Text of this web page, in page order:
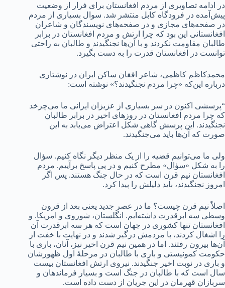
در ادامه تصاویری از مردم افغانستان برای فرار از وضعیت
پیش‌آمده در فرودگاه کابل منتشر شد. سوال بسیاری از مردم
در صفحه‌های مجازی و در صفحه‌های نویسندگان و شاعران
افغانستانی این بود که چرا ارتش و مردم افغانستان در برابر
طالبان مقاومت نکردند و با آن‌ها نجنگیدند و طالبان به راحتی
توانست در افغانستان قدرت را به دست بگیرد.
محمدکاظم کاظمی، شاعر افغان ساکن ایران در نوشتاری
درباره این‌که «چرا مردم نجنگیدند؟» نوشته است:
“پرسشی اکنون در سر بسیاری از عزیزان ایرانی ما می‌چرخد
که چرا مردم افغانستان در روزهای اخیر در برابر طالبان
نجنگیدند. این پرسش گاهی شکل اعتراض می‌یابد به این
صورت که آن‌ها باید می‌جنگیدند.
ولی ما می‌توانیم قضیه را از یک منظر دیگر نگاه کنیم. سؤال
را به شکل «سؤال» مطرح کنیم و در پی پاسخ برآییم. مردم
افغانستان نیم قرن است که در حال جنگ هستند. پس اگر
امروز نجنگیدند، باید دلیلش را پیدا کرد.
اصلاً نیم قرن چیست؟ ما در عصر جدید یعنی بعد از قرون
وسطی سه ابرقدرت داشته‌ایم. انگلستان، شوروی و امریکا. و
افغانستان تنها کشوری در جهان است که هر سه ابرقدرت آن
را اشغال کردند، با مردمش درگیر شدند و در نهایت با خفت از
آن‌ها بیرون رفتند. اما در همین نیم قرن اخیر نیز، آنان، باری با
حکومت کمونیستی و باری با طالبان در مرحلۀ اول ظهورشان
و باری در نوبت اخیر جنگیدند. نیروی ارتش افغانستان بیست
سال است که با طالبان در جنگ است و بسیار فرماندهان و
سربازان قهرمان در این جریان از دست داده است.